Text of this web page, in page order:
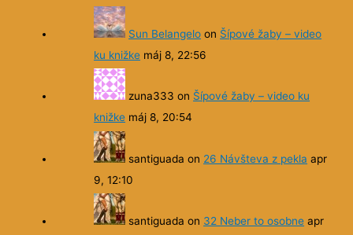
Sun Belangelo on Šípové žaby – video
ku knižke máj 8, 22:56
zuna333 on Šípové žaby – video ku
knižke máj 8, 20:54
santiguada on 26 Návšteva z pekla apr
9, 12:10
santiguada on 32 Neber to osobne apr